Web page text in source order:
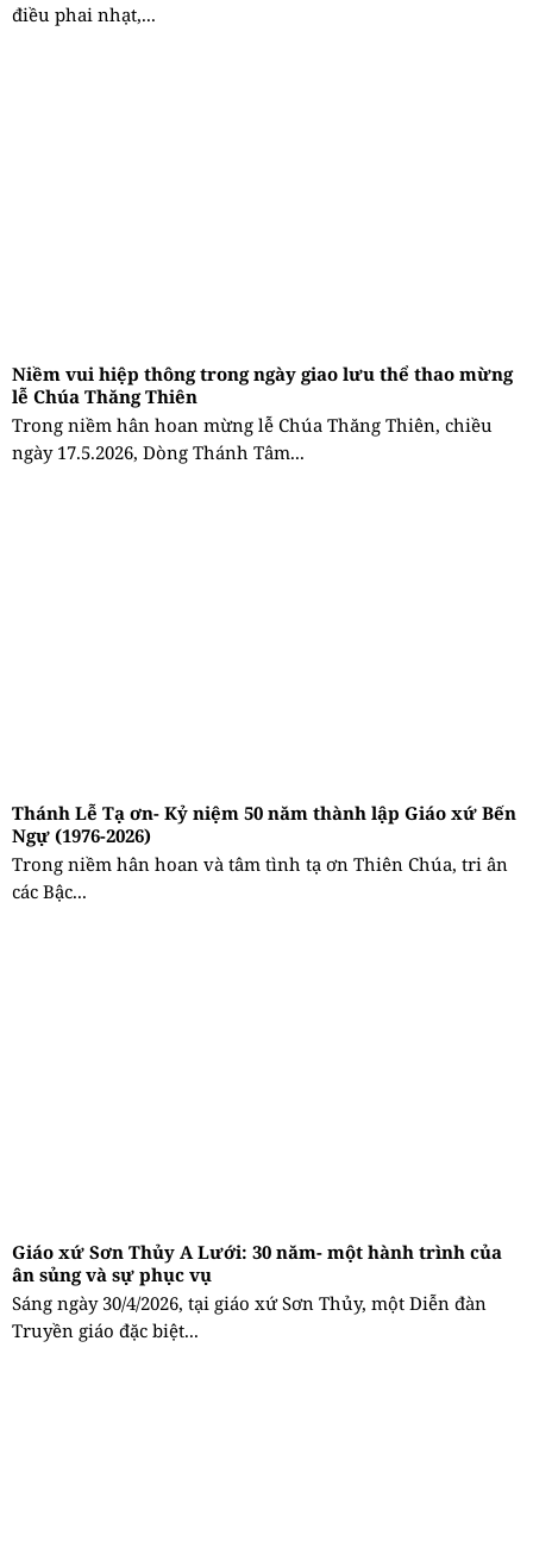
điều phai nhạt,...
Niềm vui hiệp thông trong ngày giao lưu thể thao mừng
lễ Chúa Thăng Thiên
Trong niềm hân hoan mừng lễ Chúa Thăng Thiên, chiều
ngày 17.5.2026, Dòng Thánh Tâm...
Thánh Lễ Tạ ơn- Kỷ niệm 50 năm thành lập Giáo xứ Bến
Ngự (1976-2026)
Trong niềm hân hoan và tâm tình tạ ơn Thiên Chúa, tri ân
các Bậc...
Giáo xứ Sơn Thủy A Lưới: 30 năm- một hành trình của
ân sủng và sự phục vụ
Sáng ngày 30/4/2026, tại giáo xứ Sơn Thủy, một Diễn đàn
Truyền giáo đặc biệt...